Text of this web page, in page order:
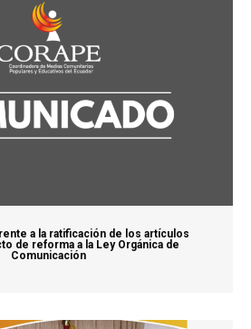
a la ratificación de los artículos
de reforma a la Ley Orgánica de
Comunicación